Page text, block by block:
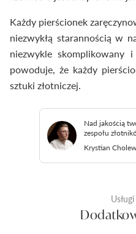
Każdy pierścionek
niezwykłą starannością w
niezwykle skomplikowany
powoduje, że każdy
sztuki złotniczej.
Nad jakością
zespołu
Krystian